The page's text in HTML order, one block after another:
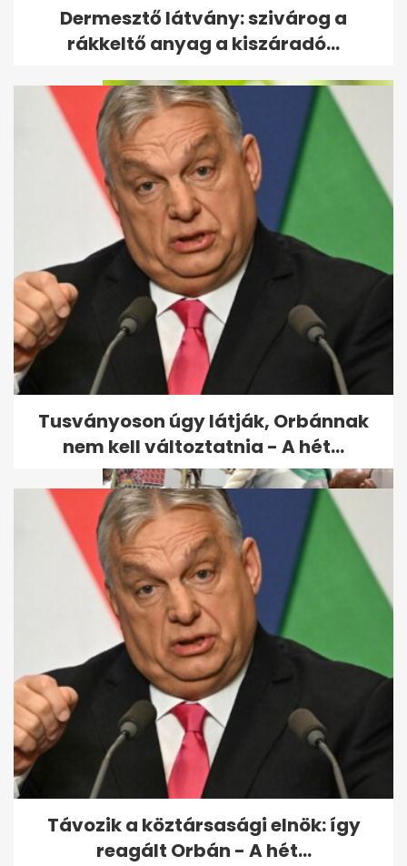
Bejelentette a Tisza: megvan,
ki lesz az új köztársasági elnök
Olcsó import dinnye: akár 135
forintos akciók nyomják le a
piacot
Velencei biennálé: pisis
meztelen néni és
kölcsönbabák,...
Dermesztő látvány: szivárog a
rákkeltő anyag a kiszáradó...
Tusványoson úgy látják, Orbánnak
nem kell változtatnia - A hét...
Távozik a köztársasági elnök: így
reagált Orbán - A hét...